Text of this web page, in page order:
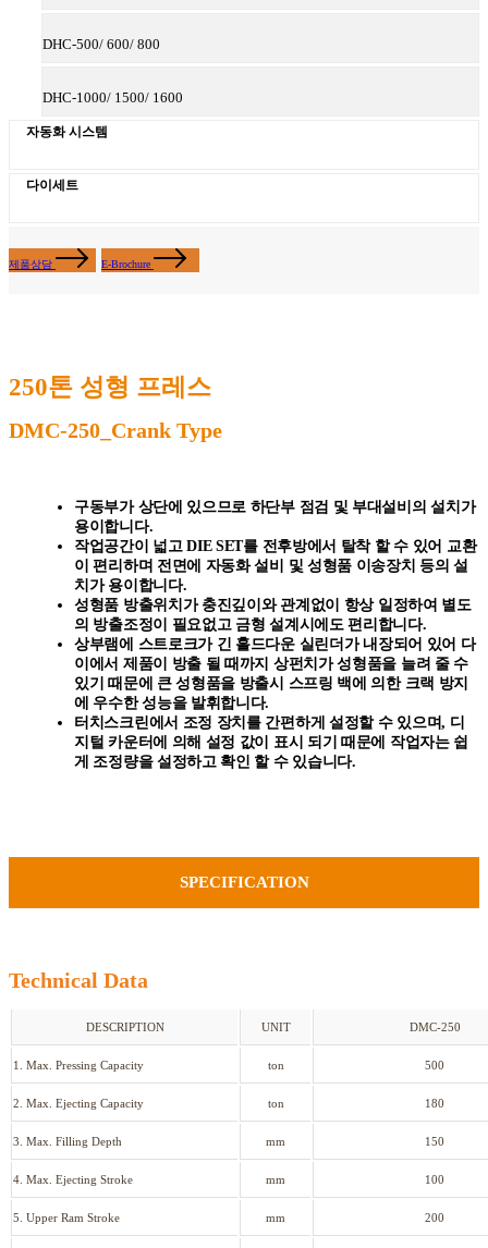
DHC-500/ 600/ 800
DHC-1000/ 1500/ 1600
자동화 시스템
다이세트
제품상담 E-Brochure
250톤 성형 프레스
DMC-250_Crank Type
구동부가 상단에 있으므로 하단부 점검 및 부대설비의 설치가
용이합니다.
작업공간이 넓고 DIE SET를 전후방에서 탈착 할 수 있어 교환
이 편리하며 전면에 자동화 설비 및 성형품 이송장치 등의 설
치가 용이합니다.
성형품 방출위치가 충진깊이와 관계없이 항상 일정하여 별도
의 방출조정이 필요없고 금형 설계시에도 편리합니다.
상부램에 스트로크가 긴 홀드다운 실린더가 내장되어 있어 다
이에서 제품이 방출 될 때까지 상펀치가 성형품을 늘려 줄 수
있기 때문에 큰 성형품을 방출시 스프링 백에 의한 크랙 방지
에 우수한 성능을 발휘합니다.
터치스크린에서 조정 장치를 간편하게 설정할 수 있으며, 디
지털 카운터에 의해 설정 값이 표시 되기 때문에 작업자는 쉽
게 조정량을 설정하고 확인 할 수 있습니다.
SPECIFICATION
Technical Data
DESCRIPTION UNIT DMC-250
1. Max. Pressing Capacity ton 500
2. Max. Ejecting Capacity ton 180
3. Max. Filling Depth mm 150
4. Max. Ejecting Stroke mm 100
5. Upper Ram Stroke mm 200